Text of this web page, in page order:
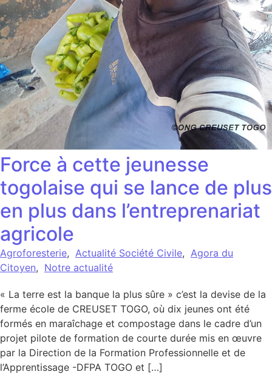
Force à cette jeunesse
togolaise qui se lance de plus
en plus dans l’entreprenariat
agricole
Agroforesterie, Actualité Société Civile, Agora du
Citoyen, Notre actualité
« La terre est la banque la plus sûre » c’est la devise de la
ferme école de CREUSET TOGO, où dix jeunes ont été
formés en maraîchage et compostage dans le cadre d’un
projet pilote de formation de courte durée mis en œuvre
par la Direction de la Formation Professionnelle et de
l’Apprentissage -DFPA TOGO et […]